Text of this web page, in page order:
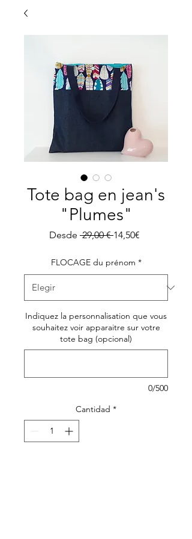
Tote bag en jean's
"Plumes"
Desde 29,00 € Precio
14,50€
oferta
FLOCAGE du prénom *
Indiquez la personnalisation que vous
souhaitez voir apparaitre sur votre
tote bag (opcional)
0/500
Cantidad *